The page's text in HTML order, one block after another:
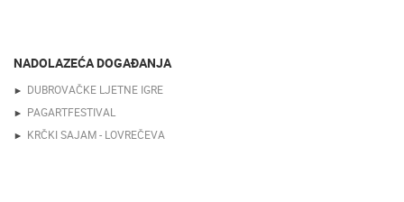
NADOLAZEĆA DOGAĐANJA
DUBROVAČKE LJETNE IGRE
PAGARTFESTIVAL
KRČKI SAJAM - LOVREČEVA